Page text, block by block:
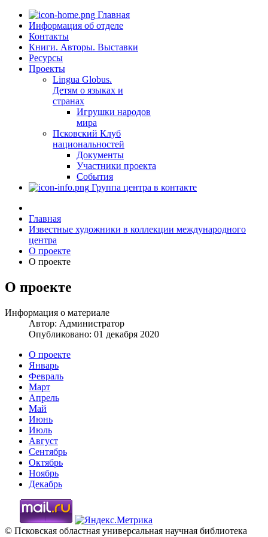
Главная
Информация об отделе
Контакты
Книги. Авторы. Выставки
Ресурсы
Проекты
Lingua Globus.
Детям о языках и
странах
Игрушки народов
мира
Псковский Клуб
национальностей
Документы
Участники проекта
События
Группа центра в контакте
Главная
Известные художники в коллекции международного
центра
О проекте
О проекте
О проекте
Информация о материале
Автор: Администратор
Опубликовано: 01 декабря 2020
О проекте
Январь
Февраль
Март
Апрель
Май
Июнь
Июль
Август
Сентябрь
Октябрь
Ноябрь
Декабрь
© Псковская областная универсальная научная библиотека